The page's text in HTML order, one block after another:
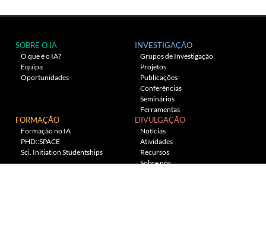
SOBRE O IA
O que é o IA?
Equipa
Oportunidades
INVESTIGAÇÃO
Grupos de Investigação
Projetos
Publicações
Conferências
Seminários
Ferramentas
FORMAÇÃO
Formação no IA
PHD::SPACE
Sci. Initiation Studentships
DIVULGAÇÃO
Notícias
Atividades
Recursos
Sobre nós